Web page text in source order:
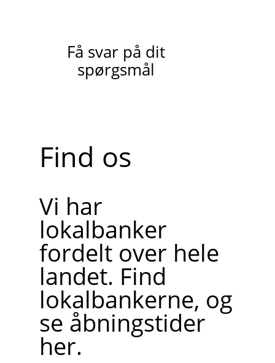
Få svar på dit
spørgsmål
Find os
Vi har
lokalbanker
fordelt over hele
landet. Find
lokalbankerne, og
se åbningstider
her.